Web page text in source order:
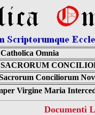
Omnia
Conciliorum
Virgine Maria
Documenti